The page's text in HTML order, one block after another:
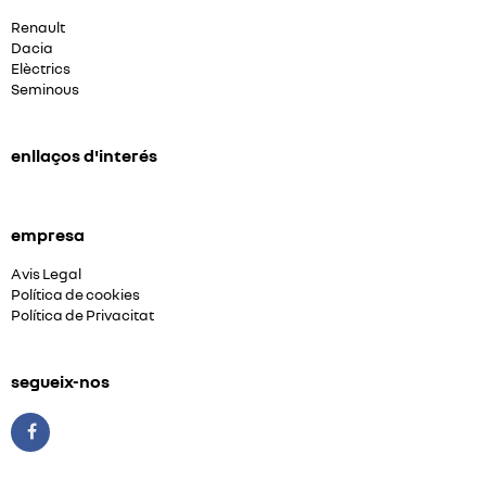
Renault
Dacia
Elèctrics
Seminous
enllaços d'interés
empresa
Avis Legal
Política de cookies
Política de Privacitat
segueix-nos